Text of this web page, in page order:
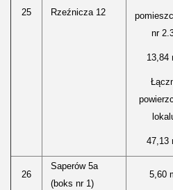
25 Rzeźnicza 12
nr
13,84
47,13
26
Saperów 5a
(boks nr 1)
5,60